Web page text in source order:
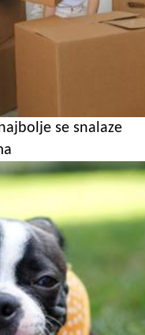
se snalaze